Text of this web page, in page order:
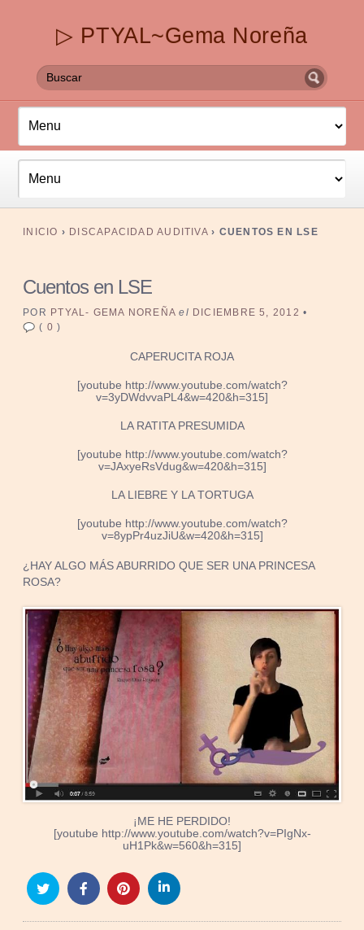
▷ PTYAL~Gema Noreña
INICIO › DISCAPACIDAD AUDITIVA › CUENTOS EN LSE
Cuentos en LSE
POR PTYAL- GEMA NOREÑA el DICIEMBRE 5, 2012 •
( 0 )
CAPERUCITA ROJA
[youtube http://www.youtube.com/watch?
v=3yDWdvvaPL4&w=420&h=315]
LA RATITA PRESUMIDA
[youtube http://www.youtube.com/watch?
v=JAxyeRsVdug&w=420&h=315]
LA LIEBRE Y LA TORTUGA
[youtube http://www.youtube.com/watch?
v=8ypPr4uzJiU&w=420&h=315]
¿HAY ALGO MÁS ABURRIDO QUE SER UNA PRINCESA
ROSA?
¡ME HE PERDIDO!
[youtube http://www.youtube.com/watch?v=PIgNx-
uH1Pk&w=560&h=315]